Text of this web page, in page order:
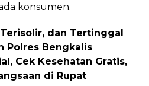
konsumen.
dan Tertinggal
Polres Bengkalis
Cek Kesehatan Gratis,
di Rupat